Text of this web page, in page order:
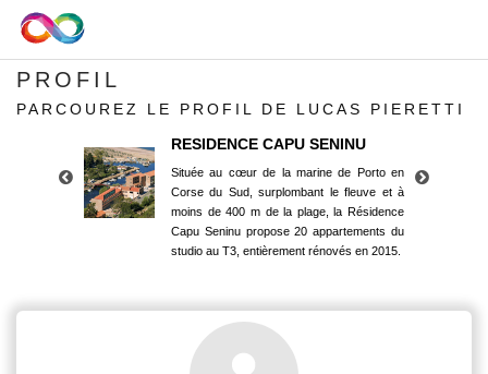
PROFIL
PARCOUREZ LE PROFIL DE LUCAS PIERETTI
RESIDENCE CAPU SENINU
Située au cœur de la marine de Porto en
Corse du Sud, surplombant le fleuve et à
moins de 400 m de la plage, la Résidence
Capu Seninu propose 20 appartements du
studio au T3, entièrement rénovés en 2015.
Corse du Sud, surplombant le fleuve et à
moins de 400 m de la plage, la Résidence
Capu Seninu propose 20 appartements du